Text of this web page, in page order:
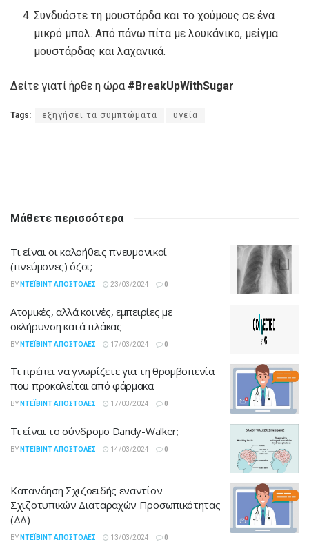
Συνδυάστε τη μουστάρδα και το χούμους σε ένα
μικρό μπολ. Από πάνω πίτα με λουκάνικο, μείγμα
μουστάρδας και λαχανικά.
Δείτε γιατί ήρθε η ώρα #BreakUpWithSugar
Tags: εξηγήσει τα συμπτώματα υγεία
Μάθετε περισσότερα
Τι είναι οι καλοήθεις πνευμονικοί
(πνεύμονες) όζοι;
BY ΝΤΈΙΒΙΝΤ ΑΠΟΣΤΌΛΕΣ 23/03/2024 0
Ατομικές, αλλά κοινές, εμπειρίες με
σκλήρυνση κατά πλάκας
BY ΝΤΈΙΒΙΝΤ ΑΠΟΣΤΌΛΕΣ 17/03/2024 0
Τι πρέπει να γνωρίζετε για τη θρομβοπενία
που προκαλείται από φάρμακα
BY ΝΤΈΙΒΙΝΤ ΑΠΟΣΤΌΛΕΣ 17/03/2024 0
Τι είναι το σύνδρομο Dandy-Walker;
BY ΝΤΈΙΒΙΝΤ ΑΠΟΣΤΌΛΕΣ 14/03/2024 0
Κατανόηση Σχιζοειδής εναντίον
Σχιζοτυπικών Διαταραχών Προσωπικότητας
(ΔΔ)
BY ΝΤΈΙΒΙΝΤ ΑΠΟΣΤΌΛΕΣ 13/03/2024 0